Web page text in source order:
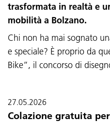
trasformata in realtà e
mobilità a Bolzano.
Chi non ha mai sognato
e speciale? È proprio da
Bike”, il concorso di
27.05.2026
Colazione gratuita